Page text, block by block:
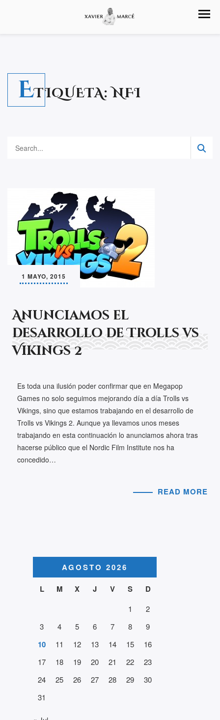
ETIQUETA:NFI
1 MAYO, 2015
Anunciamos el
desarrollo de Trolls vs
Vikings 2
Es toda una ilusión poder confirmar que en Megapop
Games no solo seguimos mejorando día a día Trolls vs
Vikings, sino que estamos trabajando en el desarrollo de
Trolls vs Vikings 2. Aunque ya llevamos unos meses
trabajando en esta continuación lo anunciamos ahora tras
hacerse público que el Nordic Film Institute nos ha
concedido…
READ MORE
AGOSTO 2026
L
M X J V S D
1
2
3
4 5 6 7 8 9
10 11 12 13 14 15
16
17
18 19 20 21 22
23
24
25 26 27 28 29
30
31